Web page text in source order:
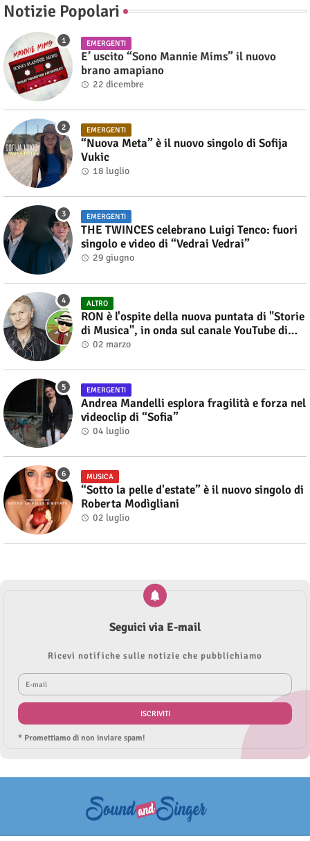
Notizie Popolari
EMERGENTI
E’ uscito “Sono Mannie Mims” il nuovo
brano amapiano
22 dicembre
EMERGENTI
“Nuova Meta” è il nuovo singolo di Sofija
Vukic
18 luglio
EMERGENTI
THE TWINCES celebrano Luigi Tenco: fuori
singolo e video di “Vedrai Vedrai”
29 giugno
ALTRO
RON è l'ospite della nuova puntata di "Storie
di Musica", in onda sul canale YouTube di
Alberto Salerno
02 marzo
EMERGENTI
Andrea Mandelli esplora fragilità e forza nel
videoclip di “Sofia”
04 luglio
MUSICA
“Sotto la pelle d'estate” è il nuovo singolo di
Roberta Modìgliani
02 luglio
Seguici via E-mail
Ricevi notifiche sulle notizie che pubblichiamo
* Promettiamo di non inviare spam!